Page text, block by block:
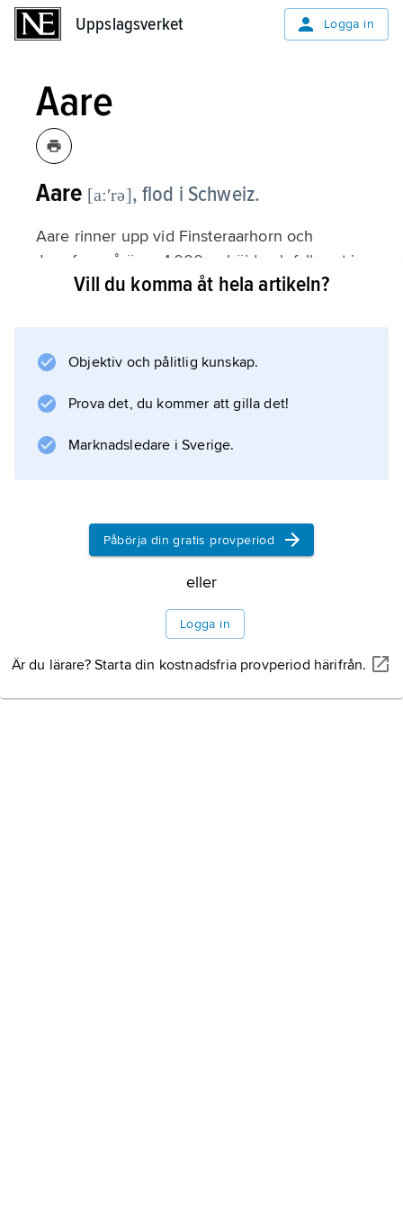
Uppslagsverket Logga in
Aare
Aare [a:ʹrə],flod i Schweiz.
Aare rinner upp vid Finsteraarhorn och
Jungfrau på över 4 000 m höjd och faller ut i
Rhen vid gränsen till Tyskland. De största
2
stort område, har stor slamtransport. Längd:
282 km.
Vill du komma åt hela artikeln?
Objektiv och pålitlig kunskap.
Prova det, du kommer att gilla det!
Marknadsledare i Sverige.
Påbörja din gratis provperiod
eller
Logga in
Är du lärare? Starta din kostnadsfria provperiod härifrån.